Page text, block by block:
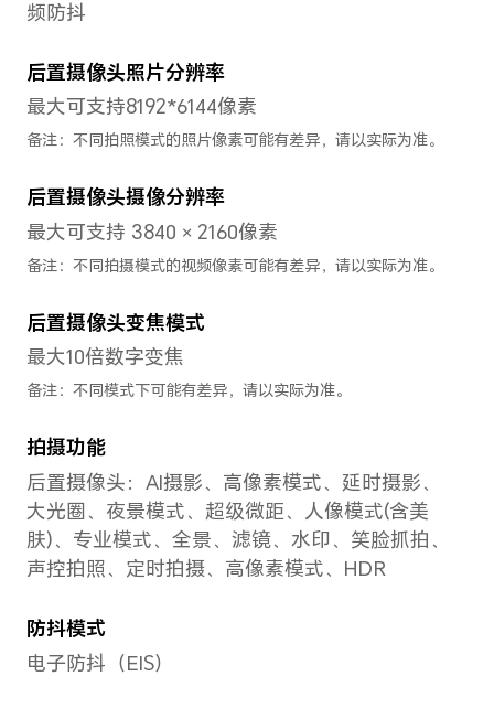
CPU主频
1×Cortex-X1 2.84GHz
+ 3×Cortex-A78
2.42GHz+ 4×Cortex-
A55 1.8GHz
备注：实际运行频率因应用负
载智能调整。
GPU
智